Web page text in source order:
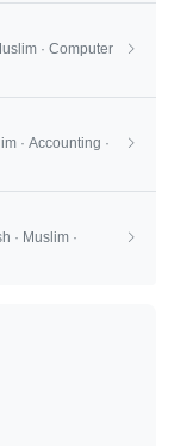
· Computer
· Accounting ·
· Muslim ·